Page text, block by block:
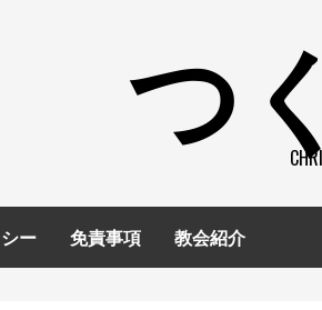
つ
ー 免責事項 教会紹介